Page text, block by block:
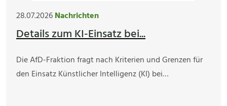
28.07.2026Nachrichten
Details zum KI-Einsatz bei...
Die AfD-Fraktion fragt nach Kriterien und Grenzen für
den Einsatz Künstlicher Intelligenz (KI) bei…